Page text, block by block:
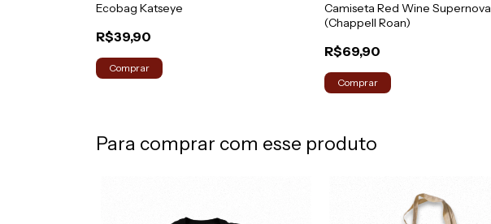
Ecobag Katseye
R$39,90
Comprar
Camiseta Red Wine Supernova
(Chappell Roan)
R$69,90
Comprar
Para comprar com esse produto